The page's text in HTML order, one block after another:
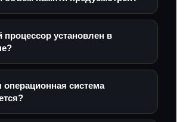
процессор установлен в
операционная система